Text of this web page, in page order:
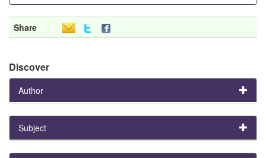
Share
Discover
Author
Subject